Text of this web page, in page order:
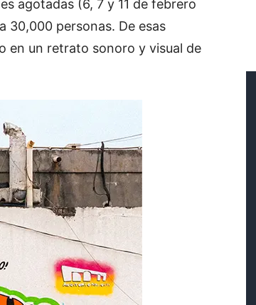
agotadas (6, 7 y 11 de febrero
30,000 personas. De esas
en un retrato sonoro y visual de